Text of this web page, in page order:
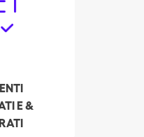
E &
e le
il Suo
dei